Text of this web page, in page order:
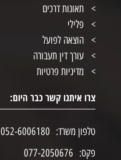
תאונות דרכים
פלילי
הוצאה לפועל
עורך דין תעבורה
מדיניות פרטיות
צרו איתנו קשר כבר היום:
טלפון משרד: 052-6006180
פקס: 077-2050676